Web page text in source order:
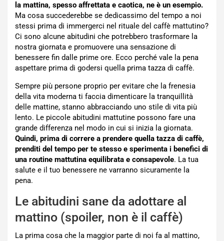
la mattina, spesso affrettata e caotica, ne è un esempio.
Ma cosa succederebbe se dedicassimo del tempo a noi
stessi prima di immergerci nel rituale del caffè mattutino?
Ci sono alcune abitudini che potrebbero trasformare la
nostra giornata e promuovere una sensazione di
benessere fin dalle prime ore. Ecco perché vale la pena
aspettare prima di godersi quella prima tazza di caffè.
Sempre più persone proprio per evitare che la frenesia
della vita moderna ti faccia dimenticare la tranquillità
delle mattine, stanno abbracciando uno stile di vita più
lento. Le piccole abitudini mattutine possono fare una
grande differenza nel modo in cui si inizia la giornata.
Quindi, prima di correre a prendere quella tazza di caffè,
prenditi del tempo per te stesso e sperimenta i benefici di
una routine mattutina equilibrata e consapevole. La tua
salute e il tuo benessere ne varranno sicuramente la
pena.
Le abitudini sane da adottare al
mattino (spoiler, non è il caffè)
La prima cosa che la maggior parte di noi fa al mattino,